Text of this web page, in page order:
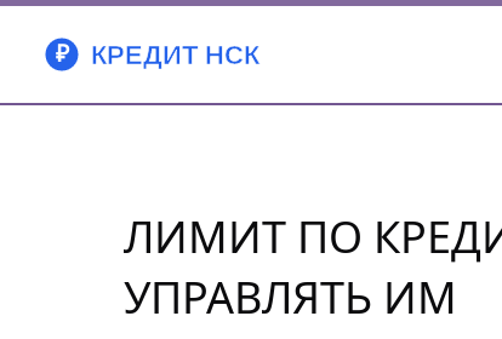
ЛИМИТ ПО
УПРАВЛЯТЬ ИМ